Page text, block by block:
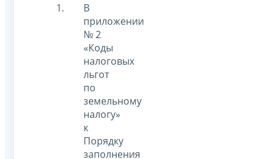
В
приложении
№ 2
«Коды
налоговых
льгот
по
земельному
налогу»
к
Порядку
заполнения